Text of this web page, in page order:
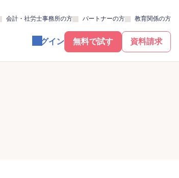
会計・社労士事務所の方 パートナーの方 教育関係の方
無料で試す 資料請求
ログイン